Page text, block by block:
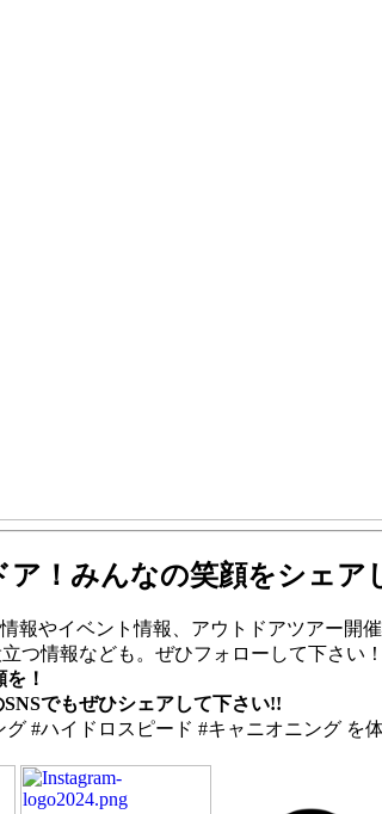
！みんなの笑顔をシェア
報やイベント情報、アウトドアツアー
つ情報なども。ぜひフォローして下さい！
！
でもぜひシェアして下さい!!
#ハイドロスピード #キャニオニング を